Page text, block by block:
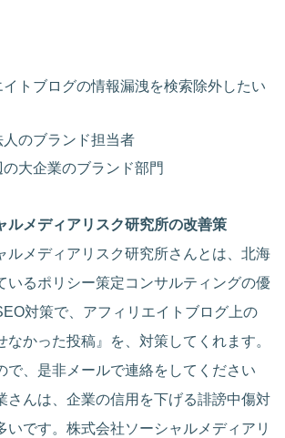
イトブログの情報漏洩を検索除外したい
のブランド担当者
大企業のブランド部門
ルメディアリスク研究所の改善策
ルメディアリスク研究所さんとは、北海
いるポリシー策定コンサルティングの優
対策で、アフィリエイトブログ上の
なかった投稿』を、対策してくれます。
で、是非メールで連絡をしてください
さんは、企業の信用を下げる誹謗中傷対
いです。株式会社ソーシャルメディアリ